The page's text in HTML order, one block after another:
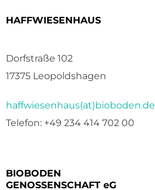
HAFFWIESENHAUS
Dorfstraße 102
17375 Leopoldshagen
haffwiesenhaus(at)bioboden.de
Telefon: +49 234 414 702 00
BIOBODEN
GENOSSENSCHAFT eG